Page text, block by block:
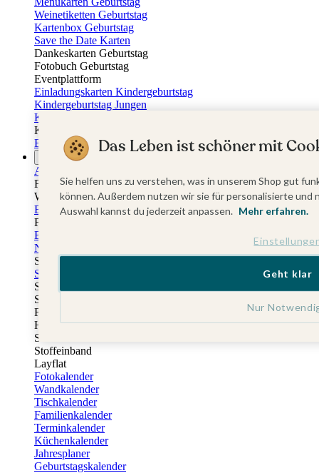
Weinetiketten Geburtstag
Kartenbox Geburtstag
Save the Date Karten
Dankeskarten Geburtstag
Fotobuch Geburtstag
Eventplattform
Einladungskarten Kindergeburtstag
Kindergeburtstag Jungen
Kindergeburtstag Mädchen
Kindergeburtstag Unisex
Einladungskarten 1. Geburtstag
Fotogeschenke
Alle Fotogeschenke
Fotobücher
Wandbilder & Poster
Bilderboxen
Fotohalter
Bilderrahmen
Notizbücher
Stoffeinband mit Foto
Softcover mit Foto
Stoffeinband mit Veredelung
Softcover mit Veredelung
Fotobücher
Hardcover
Softcover
Stoffeinband
Layflat
Fotokalender
Wandkalender
Tischkalender
Familienkalender
Terminkalender
Küchenkalender
Jahresplaner
Geburtstagskalender
Das Leben ist schöner mit
Sie helfen uns zu verstehen, was in unserem Shop gut
können. Außerdem nutzen wir sie für personalisierte
Auswahl kannst du jederzeit anpassen. Mehr erfahren.
Nur
Geht klar